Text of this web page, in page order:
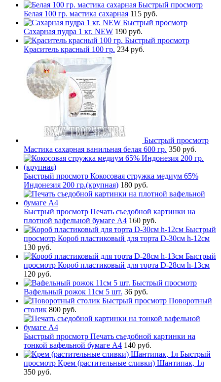
Быстрый просмотр
Белая 100 гр. мастика сахарная 115 руб.
Быстрый просмотр
Сахарная пудра 1 кг. NEW 190 руб.
Быстрый просмотр
Краситель красный 100 гр. 234 руб.
Быстрый просмотр
Мастика сахарная ванильная белая 600 гр. 350 руб.
Быстрый просмотр Кокосовая стружка медиум 65%
Индонезия 200 гр.(крупная) 180 руб.
Быстрый просмотр Печать съедобной картинки на
плотной вафельной бумаге А4 160 руб.
Быстрый
просмотр Короб пластиковый для торта D-30см h-12см
130 руб.
Быстрый
просмотр Короб пластиковый для торта D-28см h-13см
120 руб.
Быстрый просмотр
Вафельный рожок 11см 5 шт. 36 руб.
Быстрый просмотр Поворотный
столик 800 руб.
Быстрый просмотр Печать съедобной картинки на
тонкой вафельной бумаге А4 140 руб.
Быстрый
просмотр Крем (растительные сливки) Шантипак, 1л
350 руб.